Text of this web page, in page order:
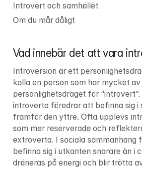
Vad innebär det att vara
Introversion är ett
kalla en person som har mycket
personlighetsdraget för
introverta föredrar att befinna sig i
framför den yttre. Ofta upplevs
som mer reserverade och
extroverta. I sociala sammanhang
befinna sig i utkanten snarare än i
dräneras på energi och blir trötta
Introvert och samhället
Om du mår dåligt